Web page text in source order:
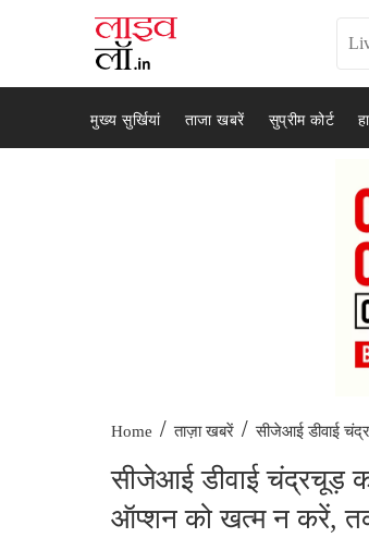
मुख्य सुर्खियां ताजा खबरें सुप्रीम कोर्ट
Home / ताज़ा खबरें / सीजेआई डीवाई
सीजेआई डीवाई चंद्रचूड़
ऑप्शन को खत्म न करें,